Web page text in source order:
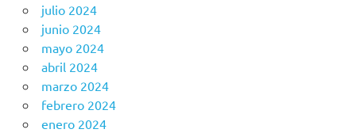
julio 2024
junio 2024
mayo 2024
abril 2024
marzo 2024
febrero 2024
enero 2024